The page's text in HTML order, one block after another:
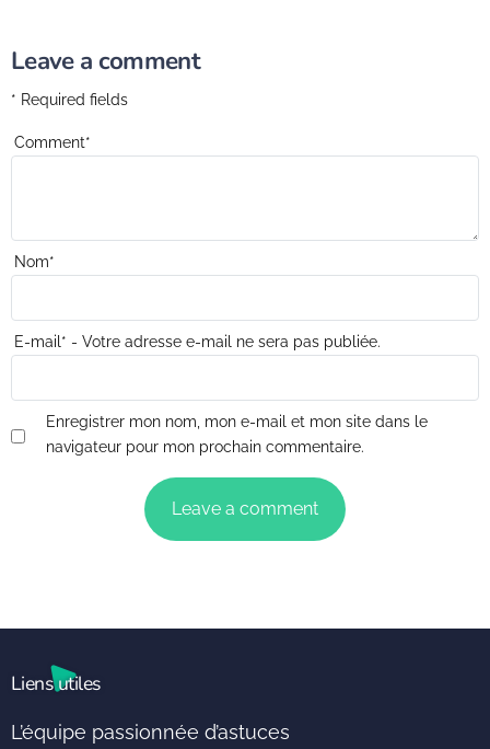
Leave a comment
* Required fields
Comment*
Nom*
E-mail* - Votre adresse e-mail ne sera pas publiée.
Enregistrer mon nom, mon e-mail et mon site dans le
navigateur pour mon prochain commentaire.
Liens utiles
L’équipe passionnée d’astuces